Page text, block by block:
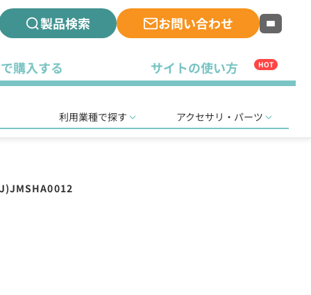
製品検索 お問い合わせ
購入する サイトの使い方 HOT
利用業種で探す アクセサリ・パーツ